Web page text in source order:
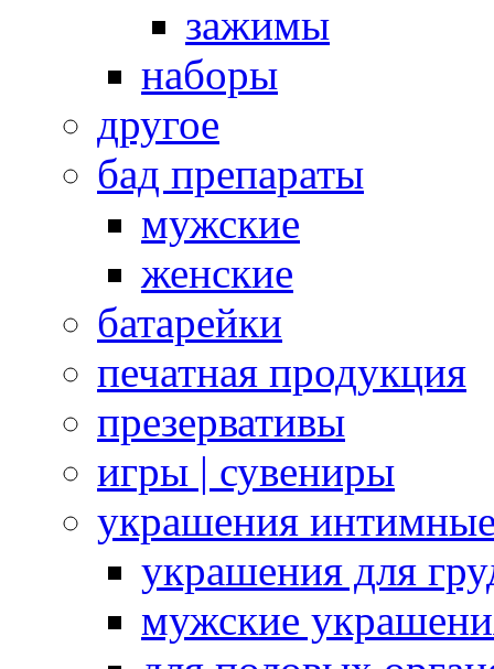
зажимы
наборы
другое
бад препараты
мужские
женские
батарейки
печатная продукция
презервативы
игры | сувениры
украшения
украшения для
мужские